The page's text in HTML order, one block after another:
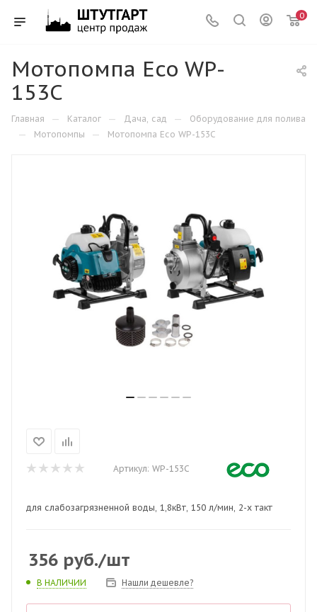
0
Мотопомпа Eco WP-
153C
Главная — Каталог — Дача, сад — Оборудование для полива
— Мотопомпы — Мотопомпа Eco WP-153C
Артикул: WP-153C
для слабозагрязненной воды, 1,8кВт, 150 л/мин, 2-х такт
356 руб./шт
В НАЛИЧИИ Нашли дешевле?